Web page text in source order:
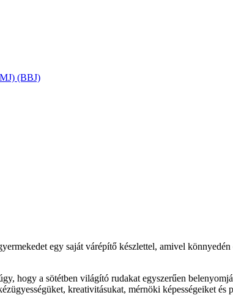
(BBJ)
egy saját várépítő készlettel, amivel
hogy a sötétben világító rudakat egyszerűen
kreativitásukat, mérnöki képességeiket és